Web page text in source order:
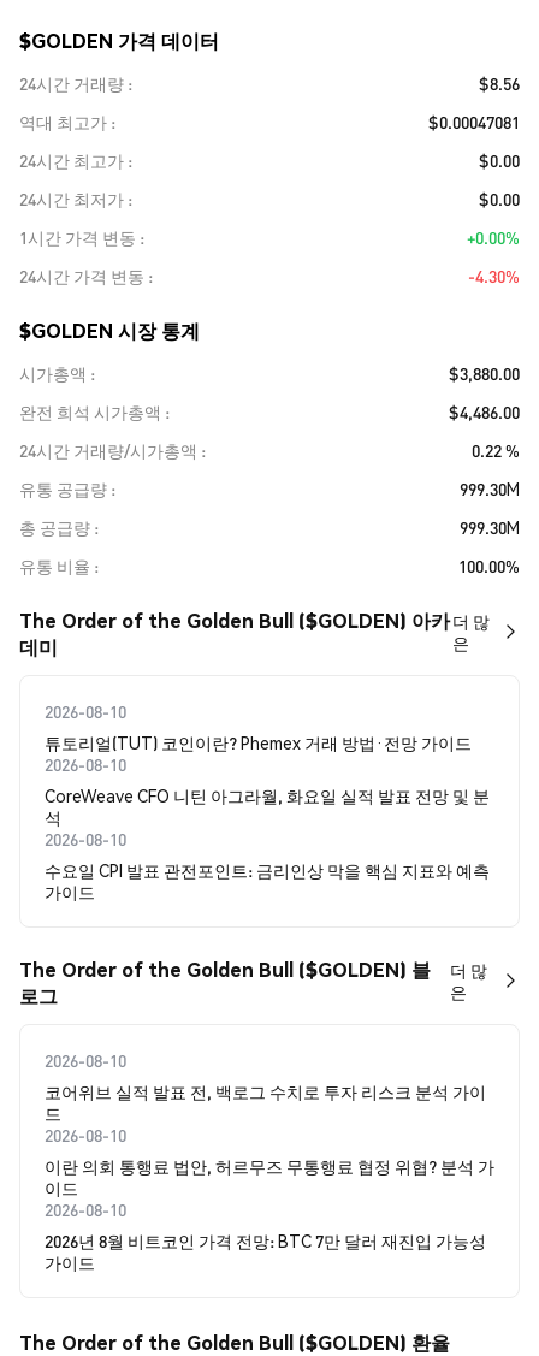
$GOLDEN 가격 데이터
24시간 거래량
$8.56
역대 최고가
$0.00047081
24시간 최고가
$0.00
24시간 최저가
$0.00
1시간 가격 변동
+0.00%
24시간 가격 변동
-4.30%
$GOLDEN 시장 통계
시가총액
$3,880.00
완전 희석 시가총액
$4,486.00
24시간 거래량/시가총액
0.22 %
유통 공급량
999.30M
총 공급량
999.30M
유통 비율
100.00%
The Order of the Golden Bull ($GOLDEN) 아카
데미
더 많
은
2026-08-10
튜토리얼(TUT) 코인이란? Phemex 거래 방법·전망 가이드
2026-08-10
CoreWeave CFO 니틴 아그라월, 화요일 실적 발표 전망 및 분
석
2026-08-10
수요일 CPI 발표 관전포인트: 금리인상 막을 핵심 지표와 예측
가이드
The Order of the Golden Bull ($GOLDEN) 블
로그
더 많
은
2026-08-10
코어위브 실적 발표 전, 백로그 수치로 투자 리스크 분석 가이
드
2026-08-10
이란 의회 통행료 법안, 허르무즈 무통행료 협정 위협? 분석 가
이드
2026-08-10
2026년 8월 비트코인 가격 전망: BTC 7만 달러 재진입 가능성
가이드
The Order of the Golden Bull ($GOLDEN) 환율